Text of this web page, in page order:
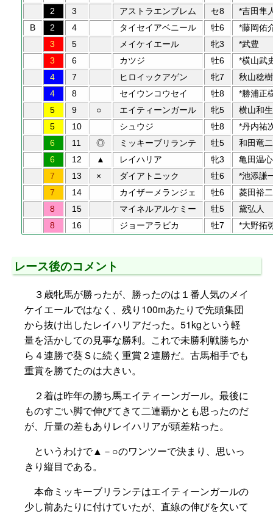
2
3 アストラエンブレム セ8
*吉田隼
B
2 4 タイセイアベニール 牡6
*藤岡佑
3
5 メイケイエール 牝3
*武豊
3
6 カツジ 牡6
*横山武
4
7 ヒロイックアゲン 牝7
秋山稔樹
4
8 セイウンコウセイ 牡8
*勝浦正
5
9 ○ エイティーンガール 牝5
横山和生
5
10 シュウジ 牡8
*丹内祐
6
11 ◎ ミッキーブリランテ 牡5
和田竜二
6
12 ▲ レイハリア 牝3
亀田温心
7
13 × ダイアトニック 牡6
*池添謙
7
14 カイザーメランジェ 牡6
菱田裕二
8
15 マイネルアルケミー 牡5
黛弘人
8
16 ジョーアラビカ 牡7 *大野拓
レース後のコメント
３歳牝馬が勝ったが、勝ったのは１番人気のメイ
ケイエールではなく、残り100mあたりで先頭集団
から抜け出したレイハリアだった。51kgという軽
量を活かしての見事な勝利。これで未勝利戦勝ちか
ら４連勝で葵Ｓに続く重賞２連勝だ。古馬相手でも
重賞を勝てたのは大きい。
２着は昨年の勝ち馬エイティーンガール。最後に
ものすごい脚で伸びてきて二連覇かとも思ったのだ
が、斤量の差もありレイハリアが頭差粘った。
というわけで▲－○のワンツーで決まり、思いっ
きり縦目である。
本命ミッキーブリランテはエイティーンガールの
少し前あたりに付けていたが、直線の伸びを欠いて